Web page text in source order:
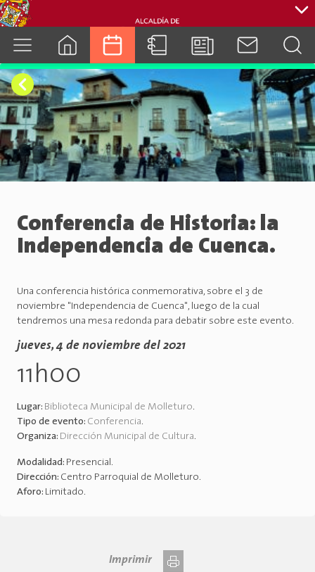
cuenca.gob.ec
Conferencia de Historia: la
Independencia de Cuenca.
Una conferencia histórica conmemorativa, sobre el 3 de
noviembre "Independencia de Cuenca", luego de la cual
tendremos una mesa redonda para debatir sobre este evento.
jueves, 4 de noviembre del 2021
11h00
Lugar: Biblioteca Municipal de Molleturo.
Tipo de evento: Conferencia.
Organiza: Dirección Municipal de Cultura.
Modalidad: Presencial.
Dirección: Centro Parroquial de Molleturo.
Aforo: Limitado.
Imprimir